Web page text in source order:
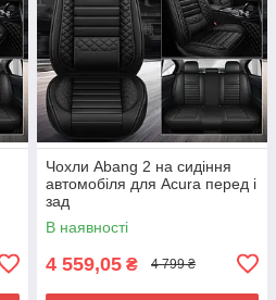
Чохли Abang 2 на сидіння
автомобіля для Acura перед і
зад
В наявності
4 559,05 ₴ 4 799 ₴